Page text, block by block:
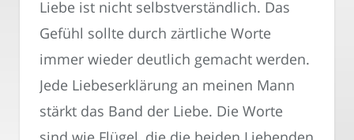
Liebe ist nicht selbstverständlich. Das
Gefühl sollte durch zärtliche Worte
immer wieder deutlich gemacht werden.
Jede Liebeserklärung an meinen Mann
stärkt das Band der Liebe. Die Worte